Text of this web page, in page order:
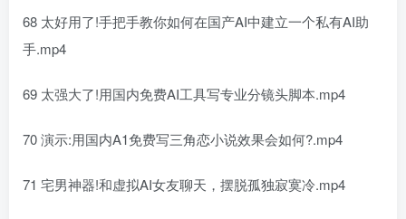
68 太好用了!手把手教你如何在国产AI中建立一个私有AI助
手.mp4
69 太强大了!用国内免费AI工具写专业分镜头脚本.mp4
70 演示:用国内A1免费写三角恋小说效果会如何?.mp4
71 宅男神器!和虚拟AI女友聊天，摆脱孤独寂寞冷.mp4